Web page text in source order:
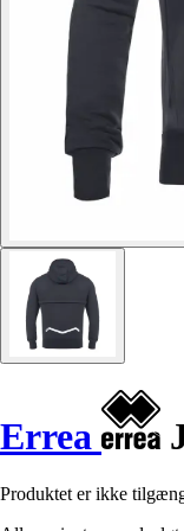
Errea
Produktet er ikke